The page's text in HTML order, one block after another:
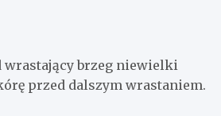
wrastający brzeg niewielki
przed dalszym wrastaniem.